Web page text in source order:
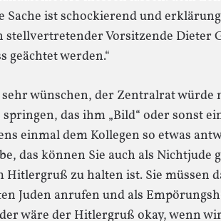
Sache ist schockierend und
stellvertretender Vorsitzende Dieter
geächtet werden.“
wünschen, der Zentralrat würde
springen, das ihm „Bild“ oder sonst
einmal dem Kollegen so etwas
das können Sie auch als Nichtjude
Hitlergruß zu halten ist. Sie müssen
Juden anrufen und als
wäre der Hitlergruß okay, wenn